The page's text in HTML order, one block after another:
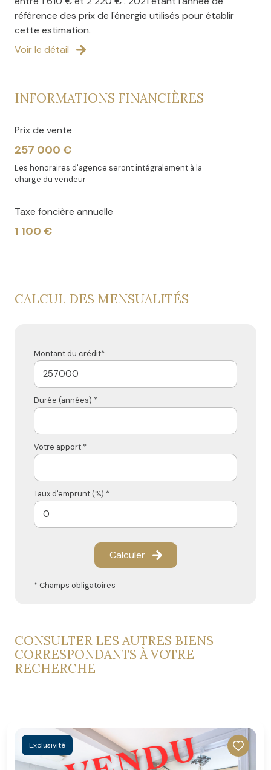
référence des prix de l'énergie utilisés pour établir
cette estimation.
Voir le détail
INFORMATIONS FINANCIÈRES
Prix de vente
257 000 €
Les honoraires d'agence seront intégralement à la
charge du vendeur
Taxe foncière annuelle
1 100 €
CALCUL DES MENSUALITÉS
Montant du crédit*
Durée (années) *
Votre apport *
Taux d'emprunt (%) *
Calculer
* Champs obligatoires
CONSULTER LES AUTRES BIENS
CORRESPONDANTS À VOTRE
RECHERCHE
Exclusivité